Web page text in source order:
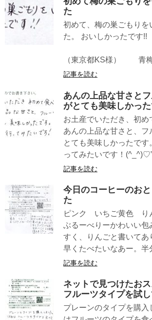
た
初めて、梅の巣ごもりを
た。 おいしかったです!!
（東京都KS様） 青
記事を読む
あんの上品な甘さと
がとても美味しかっ
お土産でいただき、初め
あんの上品な甘さと、フ
とても美味しかったです
ってみたいです！
記事を読む
今日のコーヒーのお
た
ピンク いちご黄色 り
ぶるーべりーかわいい包
すく、りんごと書いてあ
早くたべたいなあー。半
記事を読む
ネットで見つけたお
フルーツタイプを試し
プレーンのタイプを購入